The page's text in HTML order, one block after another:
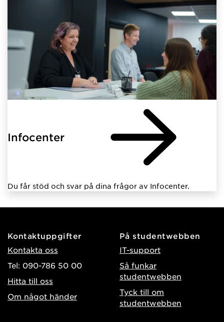
Infocenter
Du får stöd och svar på dina frågor av Infocenter.
Kontaktuppgifter
Kontakta oss
Tel: 090-786 50 00
Hitta till oss
Om något händer
På studentwebben
IT-support
Så funkar
studentwebben
Tyck till om
studentwebben